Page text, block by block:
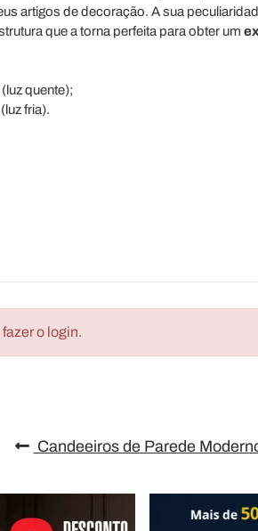
artigos de decoração. A sua
que a torna perfeita para obter um
quente);
fria).
o login.
Candeeiros de Parede